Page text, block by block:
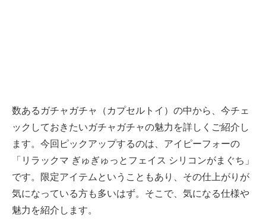
数あるガチャガチャ（カプセルトイ）の中から、今チェ
ックしておきたいガチャガチャの魅力を詳しくご紹介し
ます。今回ピックアップするのは、アイピーフォーの
「リラックマ ぎゅぎゅっとフェイス シリコンがまぐち」
です。限定アイテムということもあり、その仕上がりが
気になっている方も多いはず。そこで、気になる仕様や
魅力を紹介します。